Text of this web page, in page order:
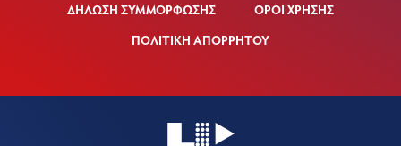
ΔΗΛΩΣΗ ΣΥΜΜΟΡΦΩΣΗΣ
ΟΡΟΙ ΧΡΗΣΗΣ
ΠΟΛΙΤΙΚΗ ΑΠΟΡΡΗΤΟΥ